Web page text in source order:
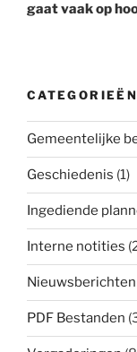
gaat vaak op
CATEGORIEËN
Gemeentelijke
Geschiedenis (1)
Ingediende
Interne notities
Nieuwsberichten
PDF Bestanden